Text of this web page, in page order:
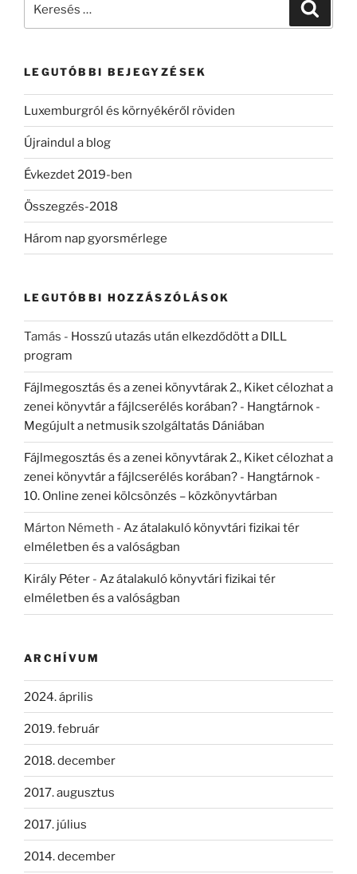
LEGUTÓBBI BEJEGYZÉSEK
Luxemburgról és környékéről röviden
Újraindul a blog
Évkezdet 2019-ben
Összegzés-2018
Három nap gyorsmérlege
LEGUTÓBBI HOZZÁSZÓLÁSOK
Tamás - Hosszú utazás után elkezdődött a DILL
program
Fájlmegosztás és a zenei könyvtárak 2., Kiket célozhat a
zenei könyvtár a fájlcserélés korában? - Hangtárnok -
Megújult a netmusik szolgáltatás Dániában
Fájlmegosztás és a zenei könyvtárak 2., Kiket célozhat a
zenei könyvtár a fájlcserélés korában? - Hangtárnok -
10. Online zenei kölcsönzés – közkönyvtárban
Márton Németh - Az átalakuló könyvtári fizikai tér
elméletben és a valóságban
Király Péter - Az átalakuló könyvtári fizikai tér
elméletben és a valóságban
ARCHÍVUM
2024. április
2019. február
2018. december
2017. augusztus
2017. július
2014. december